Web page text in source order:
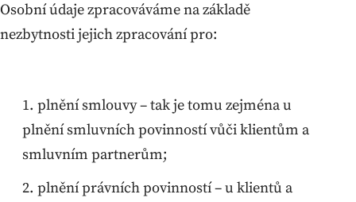
Osobní údaje zpracováváme na základě
nezbytnosti jejich zpracování pro:
plnění smlouvy – tak je tomu zejména u
plnění smluvních povinností vůči klientům a
smluvním partnerům;
plnění právních povinností – u klientů a